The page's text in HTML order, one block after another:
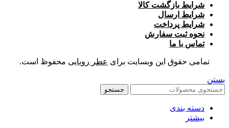
شرایط بازگشت کالا
شرایط ارسال
شرایط پرداخت
نحوه ثبت سفارش
تماس با ما
تمامی حقوق این وبسایت برای عطر رویایی محفوظ است.
بستن
جستجو
دسته بندی
بیشتر